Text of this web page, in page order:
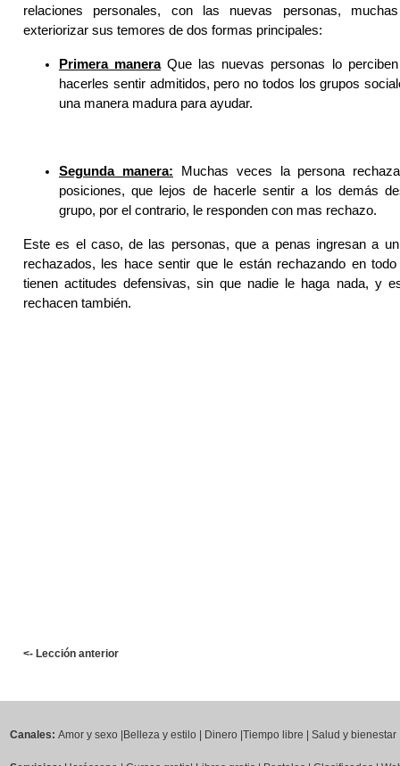
relaciones personales, con las nuevas personas,
exteriorizar sus temores de dos formas principales:
Primera maneraQue las nuevas personas lo
hacerles sentir admitidos, pero no todos los grupos
una manera madura para ayudar.
Segunda manera: Muchas veces la persona
posiciones, que lejos de hacerle sentir a los demás
grupo, por el contrario, le responden con mas rechazo.
Este es el caso, de las personas, que a penas ingresan a
rechazados, les hace sentir que le están rechazando en
tienen actitudes defensivas, sin que nadie le haga nada, y
rechacen también.
<- Lección anterior
Canales: Amor y sexo Belleza y estilo Dinero Tiempo libre Salud y bienestar